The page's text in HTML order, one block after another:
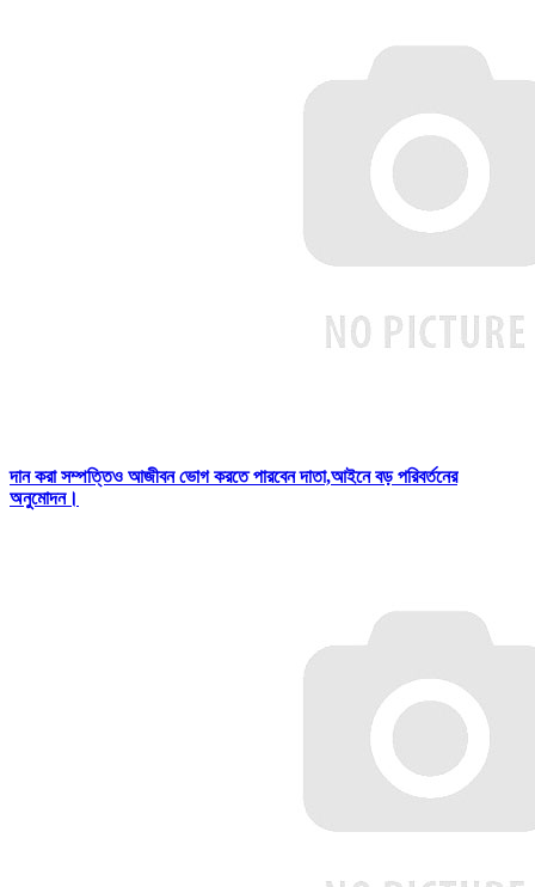
দান করা সম্পত্তিও আজীবন ভোগ করতে পারবেন দাতা,আইনে বড় পরিবর্তনের
অনুমোদন।